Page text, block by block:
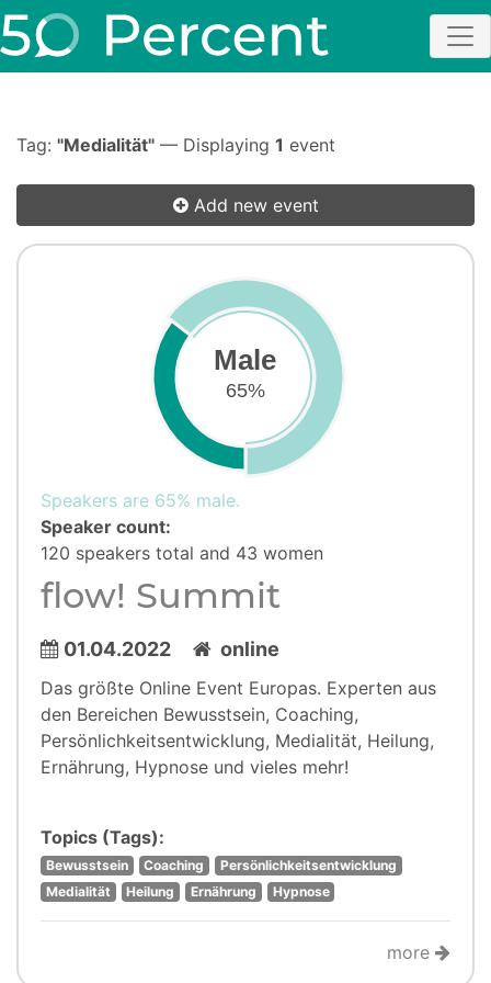
Tag: "Medialität" — Displaying 1 event
Add new event
Male
65%
Speakers are 65% male.
Speaker count:
120 speakers total and 43 women
flow! Summit
01.04.2022 online
Das größte Online Event Europas. Experten aus
den Bereichen Bewusstsein, Coaching,
Persönlichkeitsentwicklung, Medialität, Heilung,
Ernährung, Hypnose und vieles mehr!
Topics (Tags):
Bewusstsein Coaching
Persönlichkeitsentwicklung
Medialität
Heilung Ernährung Hypnose
more